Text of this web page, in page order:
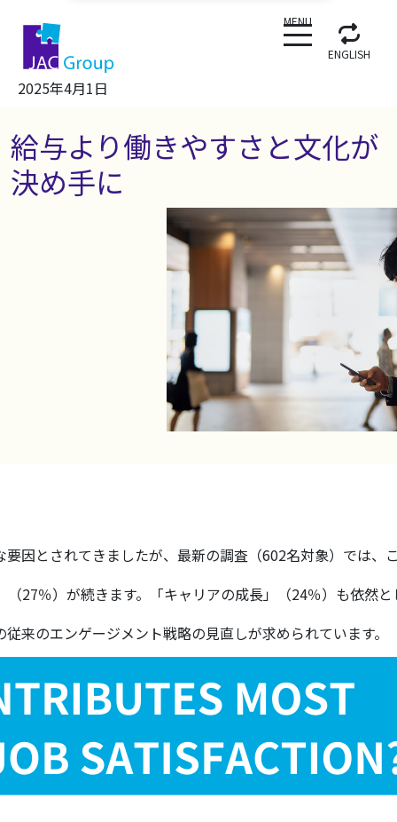
MENU
ENGLISH
給与より働きやすさと文化が
決め手に
2025年4月1日
因とされてきましたが、最新の調査（602名対象）では
27％）が続きます。「キャリアの成長」（24％）も依然
来のエンゲージメント戦略の見直しが求められています。